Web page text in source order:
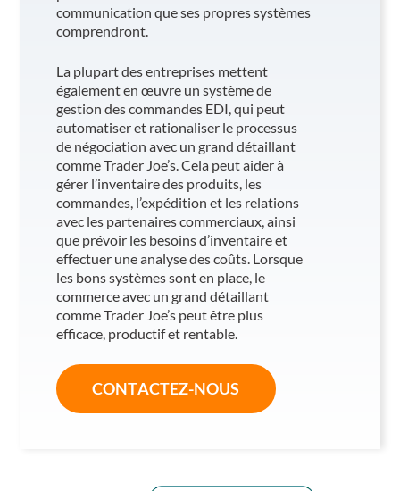
communication que ses propres systèmes
comprendront.
La plupart des entreprises mettent
également en œuvre un système de
gestion des commandes EDI, qui peut
automatiser et rationaliser le processus
de négociation avec un grand détaillant
comme Trader Joe’s. Cela peut aider à
gérer l’inventaire des produits, les
commandes, l’expédition et les relations
avec les partenaires commerciaux, ainsi
que prévoir les besoins d’inventaire et
effectuer une analyse des coûts. Lorsque
les bons systèmes sont en place, le
commerce avec un grand détaillant
comme Trader Joe’s peut être plus
efficace, productif et rentable.
CONTACTEZ-NOUS